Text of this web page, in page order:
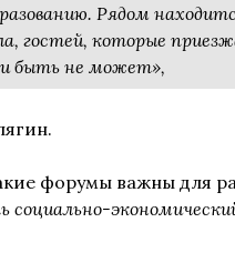
Рядом
гостей, которые
быть не может»,
форумы важны для